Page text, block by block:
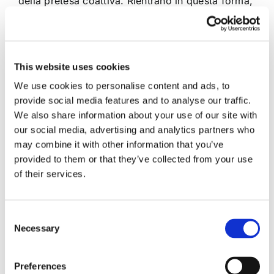
This website uses cookies
We use cookies to personalise content and ads, to
provide social media features and to analyse our traffic.
We also share information about your use of our site with
our social media, advertising and analytics partners who
may combine it with other information that you’ve
provided to them or that they’ve collected from your use
of their services.
Selection
Necessary
Preferences
legittimazione attiva o passiva dell’esecuzione
31 Ottobre 2023 | Diritto civile,Filippo D'Aniello | 0
Commenti
Continua a leggere